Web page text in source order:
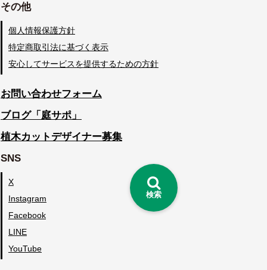
検索
その他
個人情報保護方針
特定商取引法に基づく表示
安心してサービスを提供するための方針
お問い合わせフォーム
ブログ「庭サポ」
植木カットデザイナー募集
SNS
X
Instagram
Facebook
LINE
YouTube